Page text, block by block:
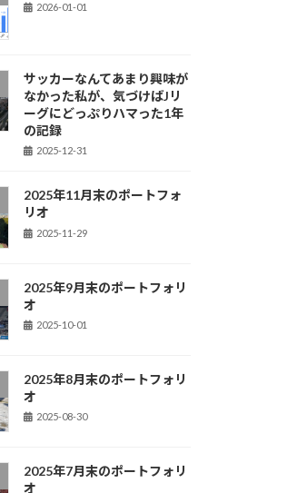
2026-01-01
サッカーなんてあまり興味が
なかった私が、気づけばJリ
ーグにどっぷりハマった1年
の記録
2025-12-31
2025年11月末のポートフォ
リオ
2025-11-29
2025年9月末のポートフォリ
オ
2025-10-01
2025年8月末のポートフォリ
オ
2025-08-30
2025年7月末のポートフォリ
オ